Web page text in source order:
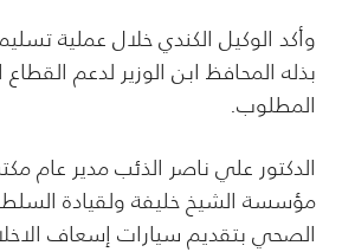
وأكد الوكيل الكندي خلال عملية
بذله المحافظ ابن الوزير لدعم
المطلوب.
الدكتور علي ناصر الذئب مدير عام
مؤسسة الشيخ خليفة ولقيادة السلطة
الصحي بتقديم سيارات إسعاف